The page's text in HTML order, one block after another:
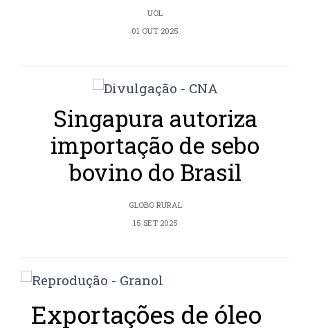
UOL
01 OUT 2025
Singapura autoriza
importação de sebo
bovino do Brasil
GLOBO RURAL
15 SET 2025
Exportações de óleo